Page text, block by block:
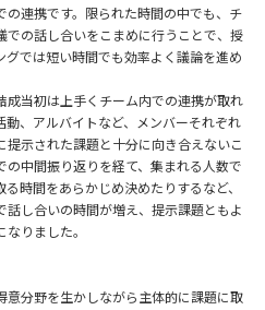
連携です。限られた時間の中でも、チ
での話し合いをこまめに行うことで、授
では短い時間でも効率よく議論を進め
当初は上手くチーム内での連携が取れ
、アルバイトなど、メンバーそれぞれ
示された課題と十分に向き合えないこ
中間振り返りを経て、集まれる人数で
時間をあらかじめ決めたりするなど、
し合いの時間が増え、提示課題ともよ
りました。
分野を生かしながら主体的に課題に取